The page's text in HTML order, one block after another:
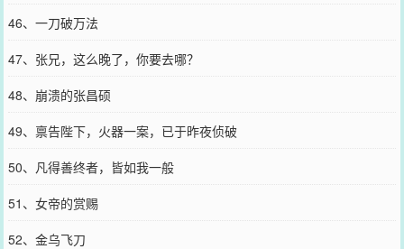
46、一刀破万法
47、张兄，这么晚了，你要去哪？
48、崩溃的张昌硕
49、禀告陛下，火器一案，已于昨夜侦破
50、凡得善终者，皆如我一般
51、女帝的赏赐
52、金乌飞刀